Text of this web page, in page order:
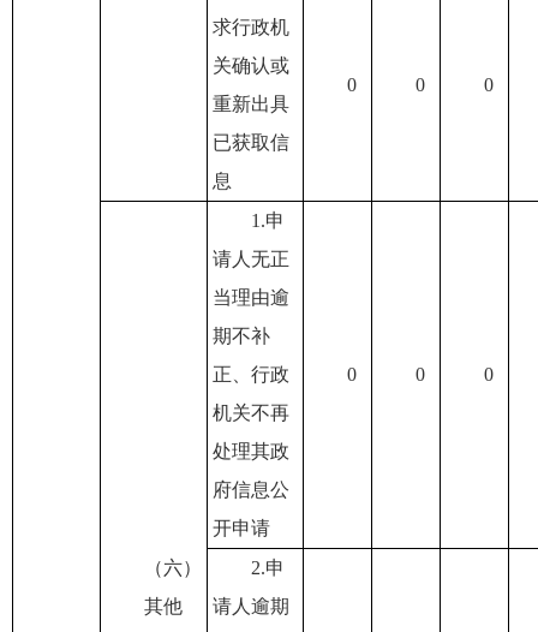
求行政机
关确认或
重新出具
已获取信
息
0 0 0
（六）
其他
1.申
请人无正
当理由逾
期不补
正、行政
机关不再
处理其政
府信息公
开申请
0 0 0
2.申
请人逾期